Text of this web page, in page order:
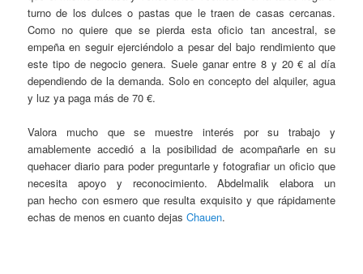
turno de los dulces o pastas que le traen de casas cercanas.
Como no quiere que se pierda esta oficio tan ancestral, se
empeña en seguir ejerciéndolo a pesar del bajo rendimiento que
este tipo de negocio genera. Suele ganar entre 8 y 20 € al día
dependiendo de la demanda. Solo en concepto del alquiler, agua
y luz ya paga más de 70 €.
Valora mucho que se muestre interés por su trabajo y
amablemente accedió a la posibilidad de acompañarle en su
quehacer diario para poder preguntarle y fotografiar un oficio que
necesita apoyo y reconocimiento. Abdelmalik elabora un
pan hecho con esmero que resulta exquisito y que rápidamente
echas de menos en cuanto dejasChauen.